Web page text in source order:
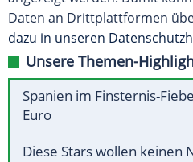
Daten an Drittplattformen
dazu in unseren
Unsere Themen-
Spanien im Finsternis-
Euro
Diese Stars wollen keinen